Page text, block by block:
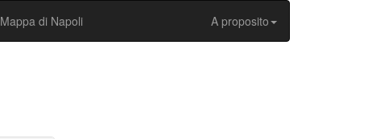
Mappa di Napoli A proposito